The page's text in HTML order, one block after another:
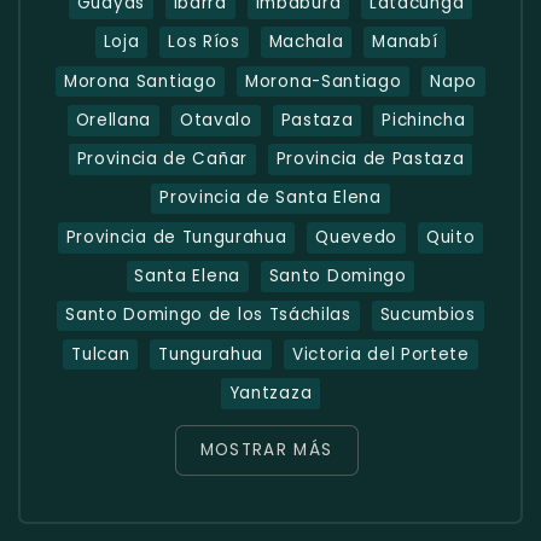
Loja
Los Ríos Machala
Manabí
Morona Santiago
Morona-Santiago
Napo
Orellana
Otavalo Pastaza
Pichincha
Provincia de Cañar
Provincia de Pastaza
Provincia de Santa Elena
Provincia de Tungurahua
Quevedo
Quito
Santa Elena
Santo Domingo
Santo Domingo de los Tsáchilas
Sucumbios
Tulcan
Tungurahua
Victoria del Portete
Yantzaza
MOSTRAR MÁS